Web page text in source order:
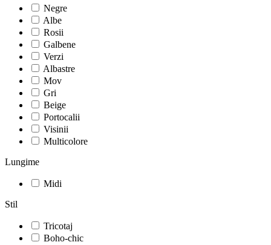
Negre
Albe
Rosii
Galbene
Verzi
Albastre
Mov
Gri
Beige
Portocalii
Visinii
Multicolore
Lungime
Midi
Stil
Tricotaj
Boho-chic